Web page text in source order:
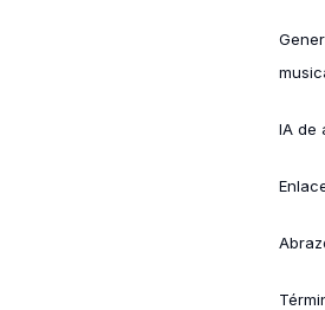
IA de